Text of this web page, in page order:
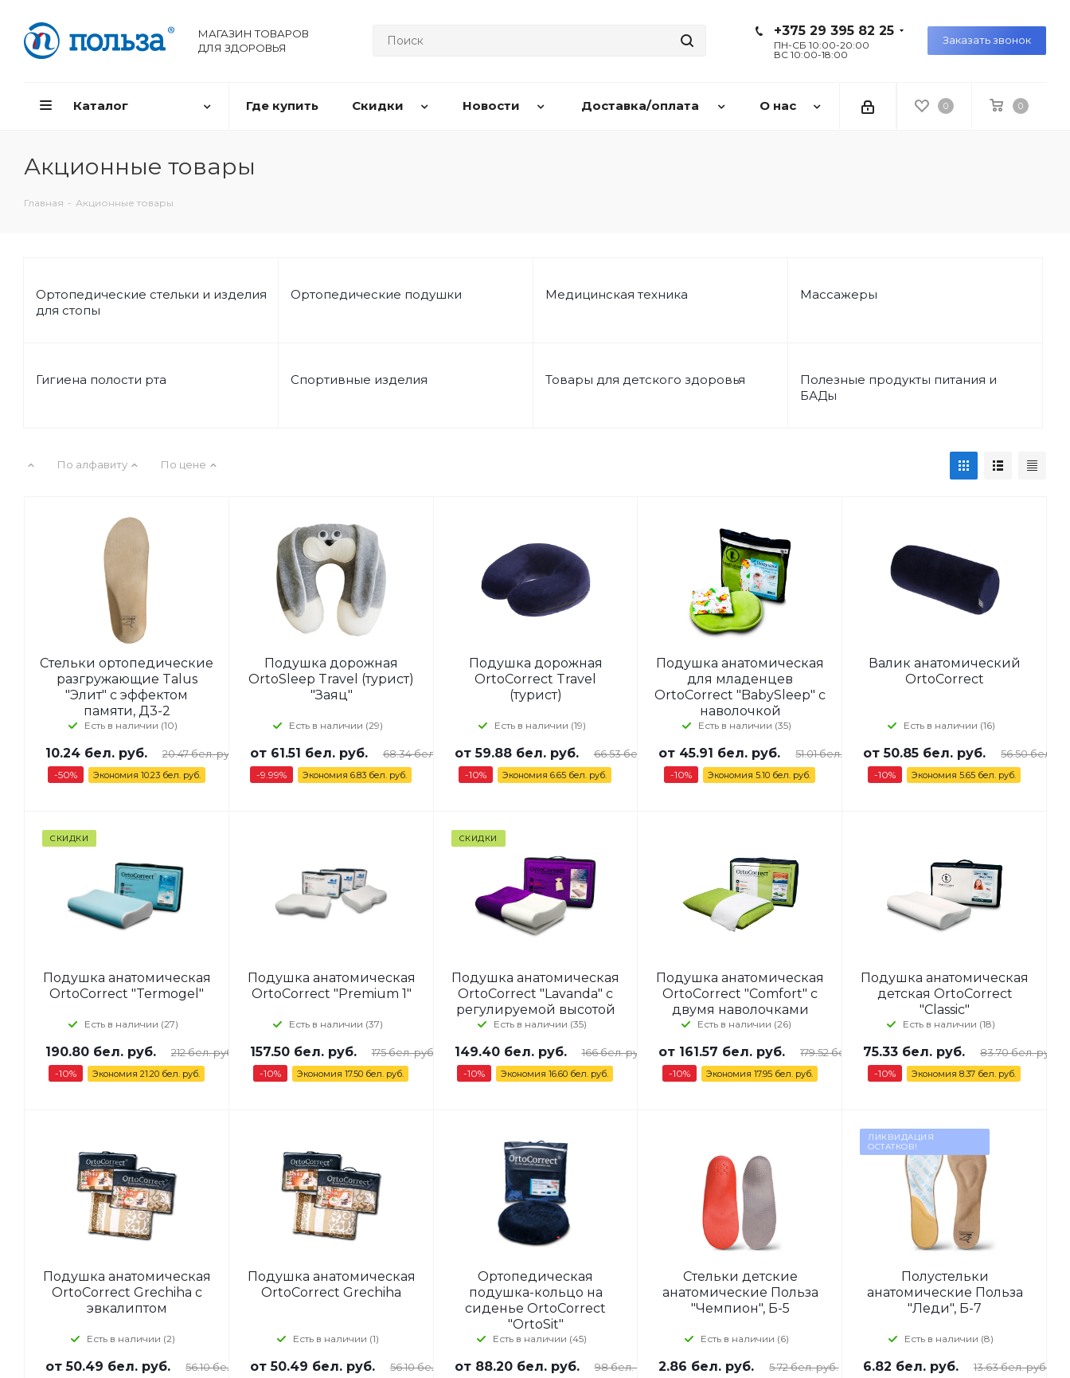
МАГАЗИН ТОВАРОВ
ДЛЯ ЗДОРОВЬЯ
+375 29 395 82 25
ПН-СБ 10:00-20:00
ВС 10:00-18:00
Заказать звонок
0 0
Каталог Где купить Скидки Новости Доставка/оплата О нас
Акционные товары
Главная - Акционные товары
Ортопедические стельки и изделия
для стопы
Ортопедические подушки Медицинская техника Массажеры
Гигиена полости рта Спортивные изделия Товары для детского здоровья
Полезные продукты питания и
БАДы
По алфавиту По цене
Стельки ортопедические
разгружающие Talus
"Элит" с эффектом
памяти, Д3-2
Есть в наличии (10)
10.24 бел. руб. 20.47бел. руб.
-50% Экономия 10.23бел. руб.
Подушка дорожная
OrtoSleep Travel (турист)
"Заяц"
Есть в наличии (29)
от 61.51 бел. руб. 68.34 бел. руб.
-9.99% Экономия6.83 бел. руб.
Подушка дорожная
OrtoCorrect Travel
(турист)
Есть в наличии (19)
от59.88 бел. руб. 66.53 бел. руб.
-10% Экономия6.65 бел. руб.
Подушка анатомическая
для младенцев
OrtoCorrect "BabySleep" с
наволочкой
Есть в наличии (35)
от 45.91 бел. руб. 51.01 бел. руб.
-10% Экономия5.10 бел. руб.
Валик анатомический
OrtoCorrect
Есть в наличии (16)
от50.85 бел. руб. 56.50 бел.
-10% Экономия5.65 бел. руб.
СКИДКИ
Подушка анатомическая
OrtoCorrect "Termogel"
Есть в наличии (27)
190.80 бел. руб. 212бел. руб.
-10% Экономия 21.20бел. руб.
Подушка анатомическая
OrtoCorrect "Premium 1"
Есть в наличии (37)
157.50бел. руб. 175бел. руб.
-10% Экономия17.50 бел. руб.
СКИДКИ
Подушка анатомическая
OrtoCorrect "Lavanda" с
регулируемой высотой
Есть в наличии (35)
149.40бел. руб. 166бел. руб.
-10% Экономия16.60 бел. руб.
Подушка анатомическая
OrtoCorrect "Comfort" с
двумя наволочками
Есть в наличии (26)
от 161.57 бел. руб. 179.52 бел. руб.
-10% Экономия 17.95 бел. руб.
Подушка анатомическая
детская OrtoCorrect
"Classic"
Есть в наличии (18)
75.33 бел. руб. 83.70бел. руб.
-10% Экономия8.37 бел. руб.
Подушка анатомическая
OrtoCorrect Grechiha с
эвкалиптом
Есть в наличии (2)
от50.49 бел. руб. 56.10 бел. руб.
Подушка анатомическая
OrtoCorrect Grechiha
Есть в наличии (1)
от50.49 бел. руб. 56.10 бел. руб.
Ортопедическая
подушка-кольцо на
сиденье OrtoCorrect
"OrtoSit"
Есть в наличии (45)
от 88.20 бел. руб. 98 бел. руб.
Стельки детские
анатомические Польза
"Чемпион", Б-5
Есть в наличии (6)
2.86 бел. руб. 5.72бел. руб.
ЛИКВИДАЦИЯ
ОСТАТКОВ!
Полустельки
анатомические Польза
"Леди", Б-7
Есть в наличии (8)
6.82 бел. руб. 13.63бел. руб.